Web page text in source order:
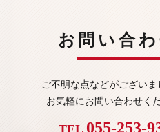
お問い合わ
ご不明な点などがございま
お気軽にお問い合わせく
TEL 055-253-